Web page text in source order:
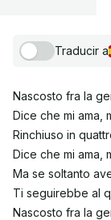
Traducir a
Seleccionar
Nascosto fra la
Dice che mi ama,
Rinchiuso in
Dice che mi ama,
Ma se soltanto
Ti seguirebbe al
Nascosto fra la